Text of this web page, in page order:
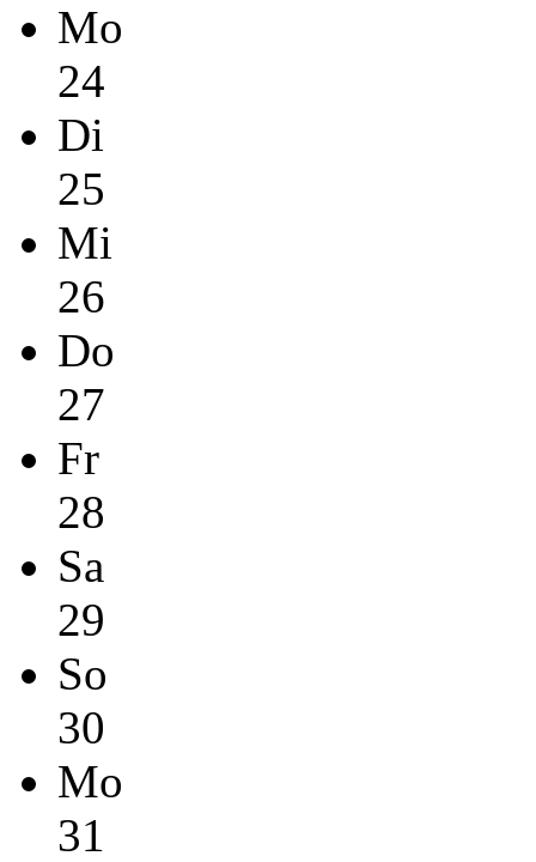
Mo
24
Di
25
Mi
26
Do
27
Fr
28
Sa
29
So
30
Mo
31